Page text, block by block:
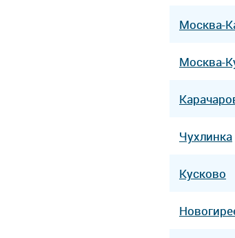
Москва-
Москва-
Чухлинка
Кусково